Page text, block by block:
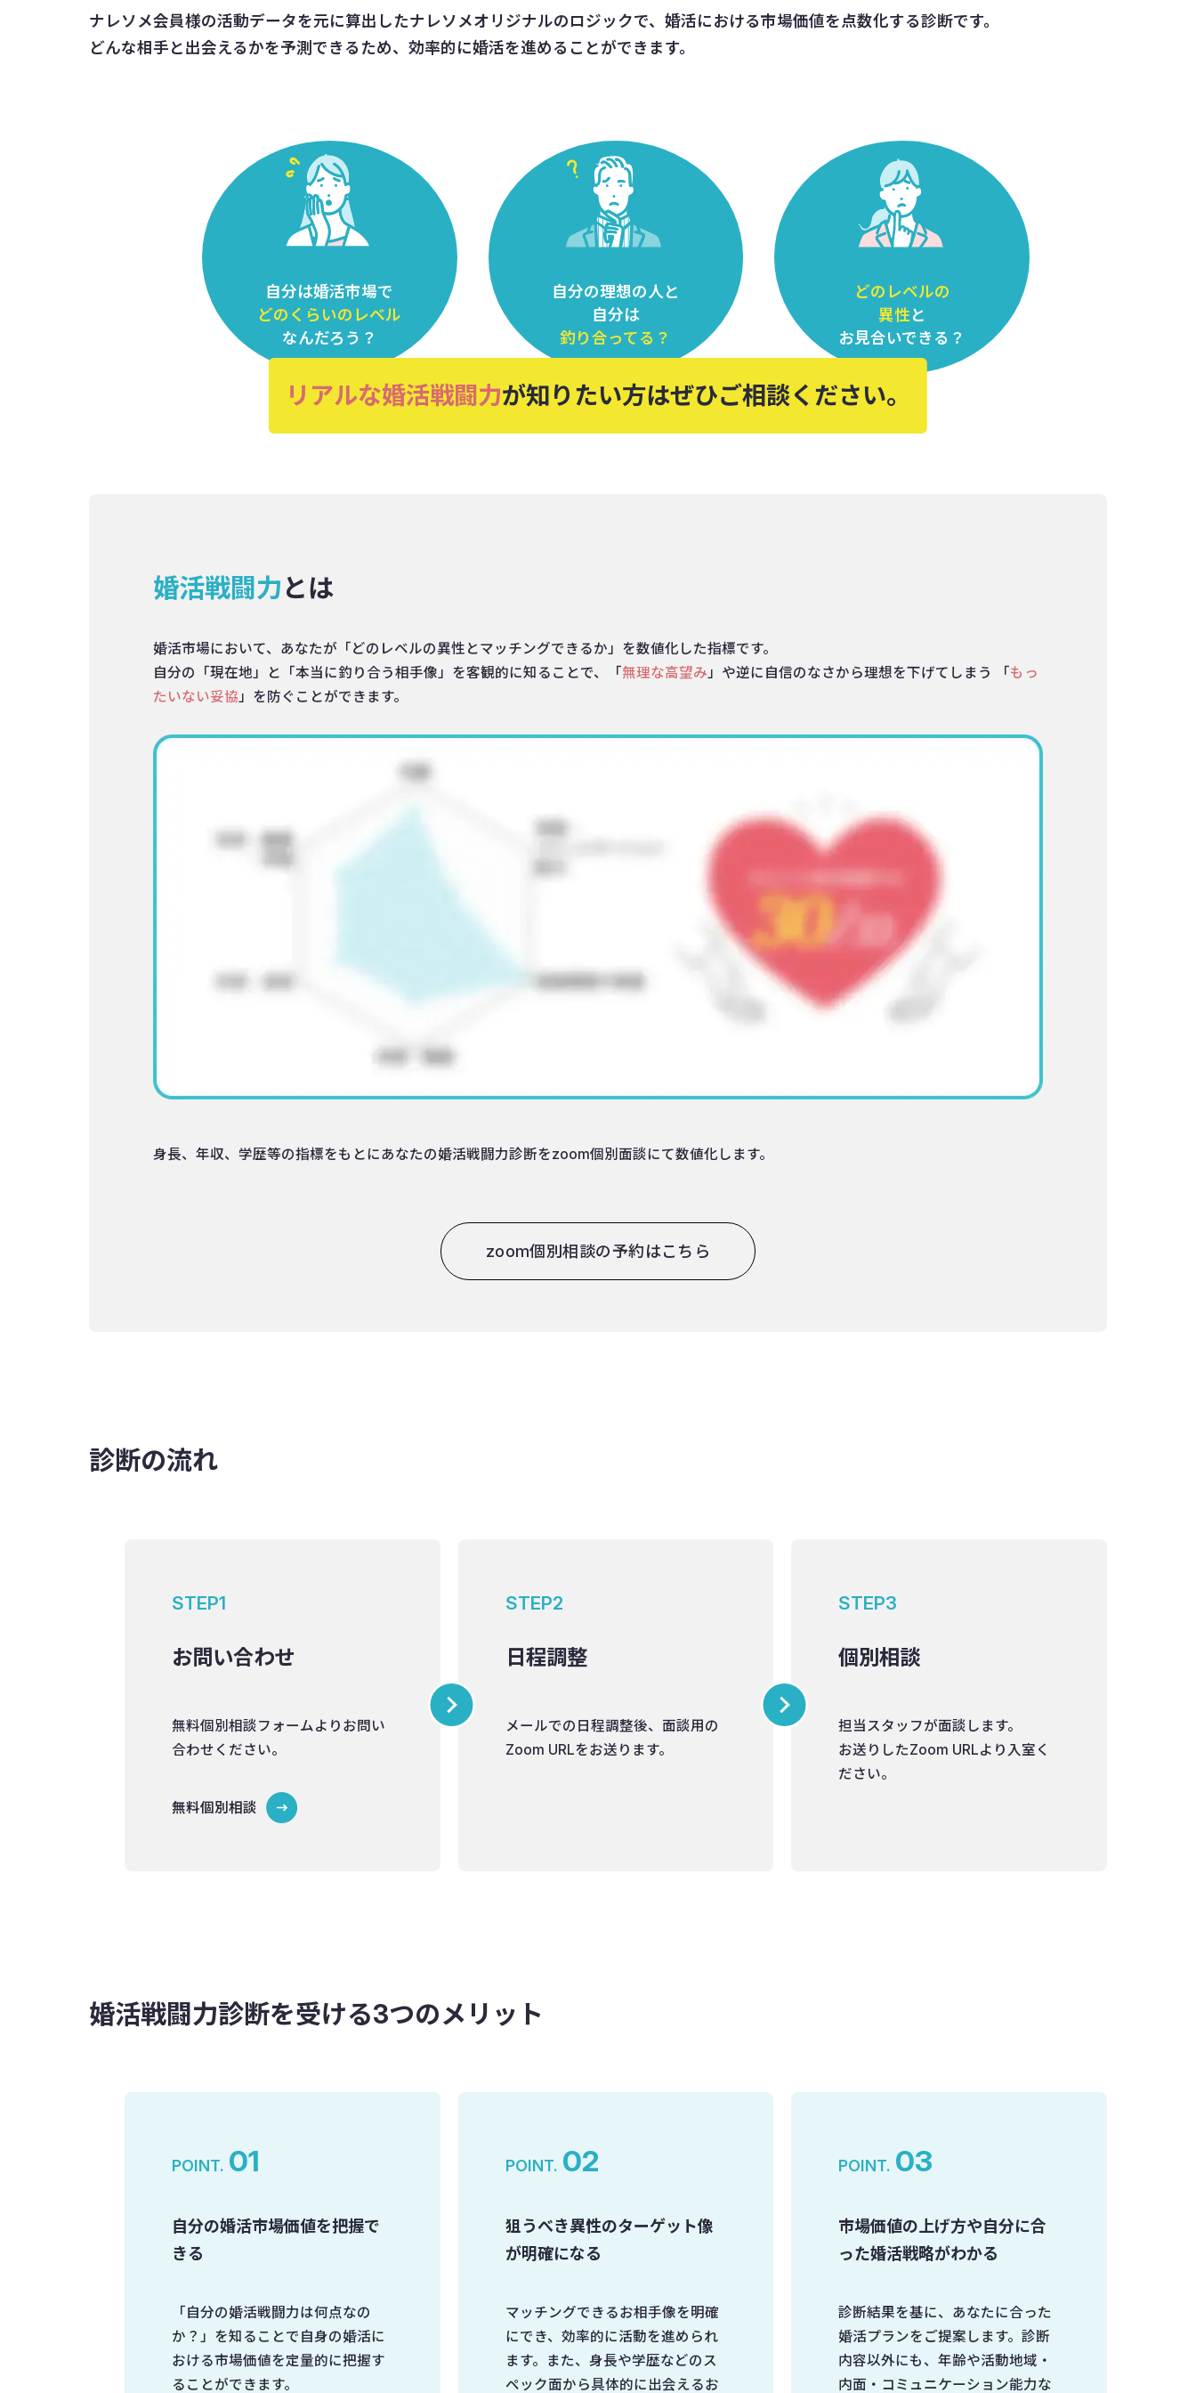
ナレソメ会員様の活動データを元に算出したナレソメオリジナルのロジックで、婚活における市場価値を点数化する診断です。
どんな相手と出会えるかを予測できるため、効率的に婚活を進めることができます。
自分は婚活市場で
どのくらいのレベル
なんだろう？
自分の理想の人と
自分は
釣り合ってる？
どのレベルの
異性と
お見合いできる？
リアルな婚活戦闘力が知りたい方はぜひご相談ください。
婚活戦闘力 とは
婚活市場において、あなたが「どのレベルの異性とマッチングできるか」を数値化した指標です。
自分の「現在地」と「本当に釣り合う相手像」を客観的に知ることで、「無理な高望み」や逆に自信のなさから理想を下げてしまう 「もっ
たいない妥協」を防ぐことができます。
身長、年収、学歴等の指標をもとにあなたの婚活戦闘力診断をzoom個別面談にて数値化します。
zoom個別相談の予約はこちら
診断の流れ
STEP1
お問い合わせ
無料個別相談フォームよりお問い
合わせください。
無料個別相談
STEP2
日程調整
メールでの日程調整後、面談用の
Zoom URLをお送ります。
STEP3
個別相談
担当スタッフが面談します。
お送りしたZoom URLより入室く
ださい。
婚活戦闘力診断を受ける3つのメリット
POINT. 01
自分の婚活市場価値を把握で
きる
「自分の婚活戦闘力は何点なの
か？」を知ることで自身の婚活に
おける市場価値を定量的に把握す
ることができます。
POINT. 02
狙うべき異性のターゲット像
が明確になる
マッチングできるお相手像を明確
にでき、効率的に活動を進められ
ます。また、身長や学歴などのス
ペック面から具体的に出会えるお
POINT. 03
市場価値の上げ方や自分に合
った婚活戦略がわかる
診断結果を基に、あなたに合った
婚活プランをご提案します。診断
内容以外にも、年齢や活動地域・
内面・コミュニケーション能力な